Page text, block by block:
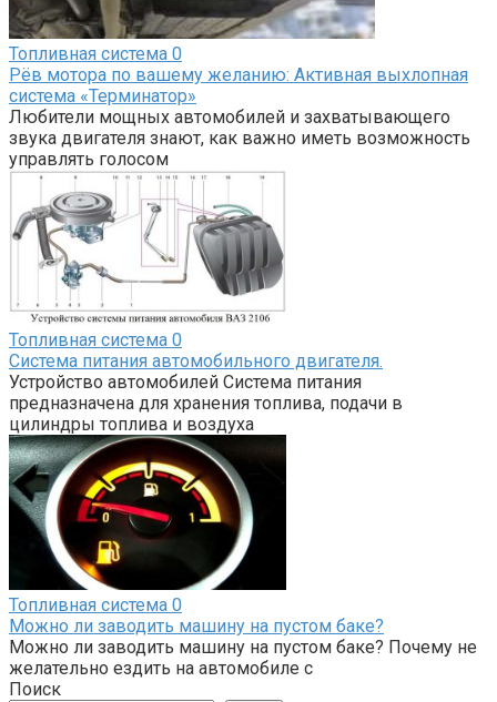
Топливная система 0
Рёв мотора по вашему желанию: Активная выхлопная
система «Терминатор»
Любители мощных автомобилей и захватывающего
звука двигателя знают, как важно иметь возможность
управлять голосом
Топливная система 0
Система питания автомобильного двигателя.
Устройство автомобилей Система питания
предназначена для хранения топлива, подачи в
цилиндры топлива и воздуха
Топливная система 0
Можно ли заводить машину на пустом баке?
Можно ли заводить машину на пустом баке? Почему не
желательно ездить на автомобиле с
Поиск